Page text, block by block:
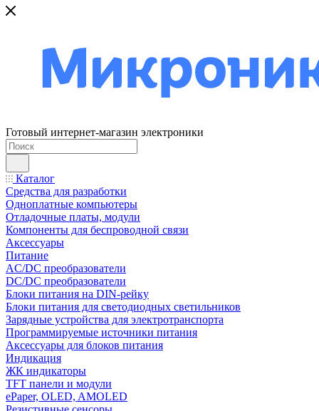
Готовый интернет-магазин электроники
Каталог
Средства для разработки
Одноплатные компьютеры
Отладочные платы, модули
Компоненты для беспроводной связи
Аксессуары
Питание
AC/DC преобразователи
DC/DC преобразователи
Блоки питания на DIN-рейку
Блоки питания для светодиодных светильников
Зарядные устройства для электротранспорта
Программируемые источники питания
Аксессуары для блоков питания
Индикация
ЖК индикаторы
TFT панели и модули
ePaper, OLED, AMOLED